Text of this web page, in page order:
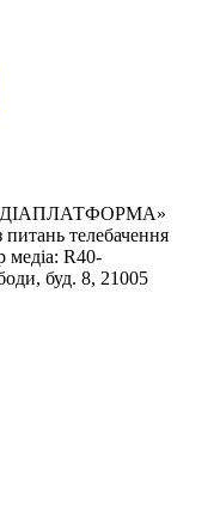
телебачення
медіа: R40-
буд. 8, 21005